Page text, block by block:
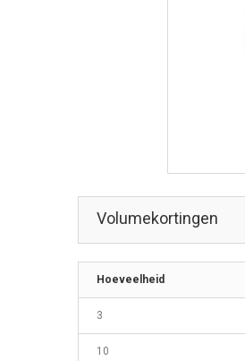
Volumekortingen
Hoeveelheid
3
10